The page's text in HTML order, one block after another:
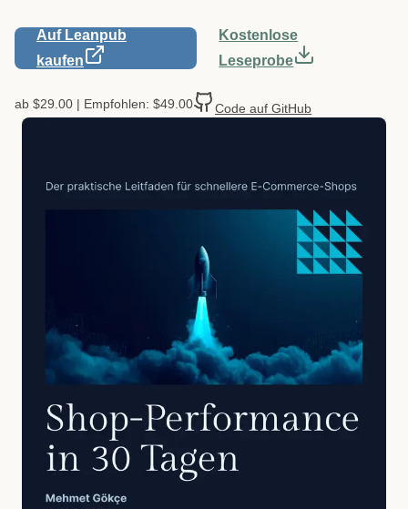
Auf Leanpub
kaufen
Kostenlose
Leseprobe
ab $29.00 | Empfohlen: $49.00 Code auf GitHub